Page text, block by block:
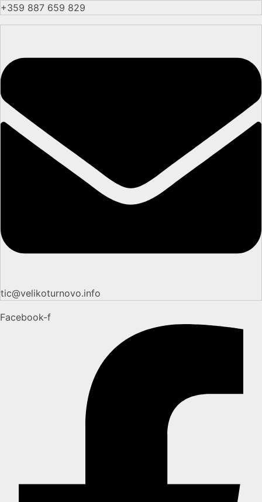
+359 887 659 829
tic@velikoturnovo.info
Facebook-f